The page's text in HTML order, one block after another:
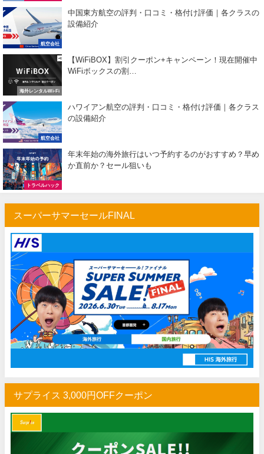
04/09 サプライス) 海外航空券 3,000円OFFクーポン
04/08 Expedia) ホテル 10%OFFクーポン
サプライス) 海外航空券 3,000円OFFクーポン
04/02 HIS) 海外航空券(ヨーロッパ) 2,000円OFFクーポン
04/02 楽天トラベル) ホテル＋10％キャンペーン
04/01 エアトリ) 海外航空券+ホテル 最大30,000円OFFクーポン
04/01 エアトリ) 海外ホテル 最大30,000円OFFクーポン
04/01 エアトリ) 海外航空券 最大10,000円OFFクーポン
04/01 JTB) JAL便(航空券+ホテル) 最大20,000円OFFクーポン
04/01 JTB) エバー航空便(航空券+ホテル) 最大20,000円OFFクー
04/01 JTB) シンガポール航空便(航空券+ホテル) 最大20,000円OFFクー
04/01 JTB) マレーシア航空便(航空券+ホテル) 最大20,000円OFFクー
04/01 JTB) ベトナム航空便(航空券+ホテル) 最大20,000円OFFク
04/01 Trip.com) 航空券＋ホテル 最大5,000円OFFクーポン
楽天トラベル) 海外ツアー 最大20,000円OFFクーポン
03/27 Peach) タイムセール(バンコク・シンガポール)
03/26 サプライス) 海外航空券 3,000円OFFクーポン
Trip.com) 海外航空券 アジア行き6,900円~
航空会社
中国東方航空の評判・口コミ・格付け評価｜各クラスの
設備紹介
海外レンタルWi-Fi
【WiFiBOX】割引クーポン+キャンペーン！現在開催中
WiFiボックスの割…
航空会社
ハワイアン航空の評判・口コミ・格付け評価｜各クラス
の設備紹介
トラベルハック
年末年始の海外旅行はいつ予約するのがおすすめ？早め
か直前か？セール狙いも
スーパーサマーセールFINAL
サプライス 3,000円OFFクーポン